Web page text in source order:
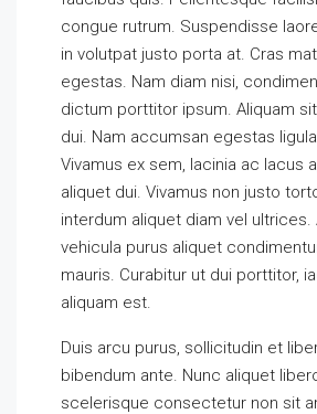
congue rutrum. Suspendisse
in volutpat justo porta at. Cras
egestas. Nam diam nisi,
dictum porttitor ipsum. Aliquam
dui. Nam accumsan egestas
Vivamus ex sem, lacinia ac lacus
aliquet dui. Vivamus non justo
interdum aliquet diam vel ultrices.
vehicula purus aliquet
mauris. Curabitur ut dui porttitor,
aliquam est.
Duis arcu purus, sollicitudin et
bibendum ante. Nunc aliquet
scelerisque consectetur non sit